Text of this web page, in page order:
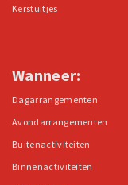
Kerstuitjes
Wanneer:
Dagarrangementen
Avondarrangementen
Buitenactiviteiten
Binnenactiviteiten